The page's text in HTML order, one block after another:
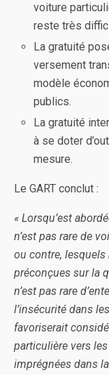
voiture
reste très
La gratuité
versement
modèle
publics.
La gratuité
à se doter
mesure.
Le GART conclut :
« Lorsqu’est
n’est pas rare de
ou contre, lesquels
préconçues sur la
n’est pas rare
l’insécurité dans
favoriserait
particulière vers
imprégnées dans